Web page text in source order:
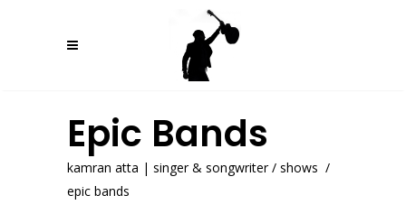
Epic Bands
kamran atta | singer & songwriter/ shows /
epic bands